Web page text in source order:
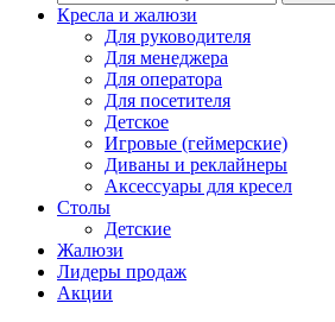
Кресла и жалюзи
Для руководителя
Для менеджера
Для оператора
Для посетителя
Детское
Игровые (геймерские)
Диваны и реклайнеры
Аксессуары для кресел
Столы
Детские
Жалюзи
Лидеры продаж
Акции